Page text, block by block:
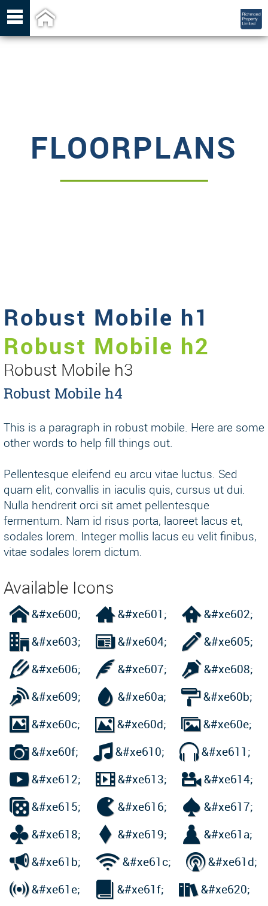

FLOORPLANS
Robust Mobile h1
Robust Mobile h2
Robust Mobile h3
Robust Mobile h4
This is a paragraph in robust mobile. Here are some
other words to help fill things out.
Pellentesque eleifend eu arcu vitae luctus. Sed
quam elit, convallis in iaculis quis, cursus ut dui.
Nulla hendrerit orci sit amet pellentesque
fermentum. Nam id risus porta, laoreet lacus et,
sodales lorem. Integer mollis lacus eu velit finibus,
vitae sodales lorem dictum.
Available Icons
&#xe600; &#xe601; &#xe602;
&#xe603; &#xe604; &#xe605;
&#xe606;  &#xe607; &#xe608;
&#xe609;  &#xe60a; &#xe60b;
 &#xe60c;  &#xe60d; &#xe60e;
&#xe60f; &#xe610; &#xe611;
&#xe612;  &#xe613; &#xe614;
&#xe615;  &#xe616;  &#xe617;
&#xe618;  &#xe619;  &#xe61a;
&#xe61b; &#xe61c; &#xe61d;
&#xe61e;  &#xe61f; &#xe620;